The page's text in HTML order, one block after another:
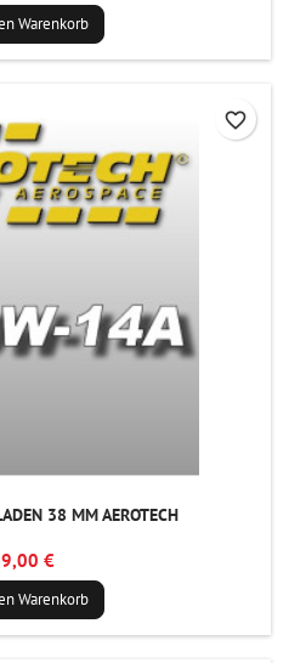
Warenkorb
38 MM AEROTECH
€
Warenkorb
favorite_border